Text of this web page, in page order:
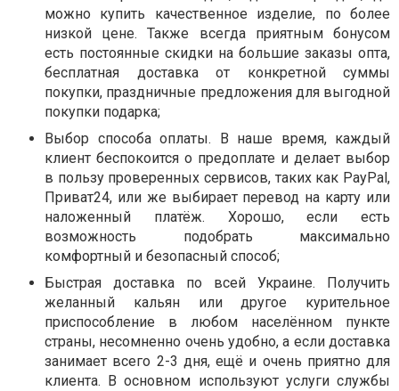
можно купить качественное изделие, по более
низкой цене. Также всегда приятным бонусом
есть постоянные скидки на большие заказы опта,
бесплатная доставка от конкретной суммы
покупки, праздничные предложения для выгодной
покупки подарка;
Выбор способа оплаты. В наше время, каждый
клиент беспокоится о предоплате и делает выбор
в пользу проверенных сервисов, таких как PayPal,
Приват24, или же выбирает перевод на карту или
наложенный платёж. Хорошо, если есть
возможность подобрать максимально
комфортный и безопасный способ;
Быстрая доставка по всей Украине. Получить
желанный кальян или другое курительное
приспособление в любом населённом пункте
страны, несомненно очень удобно, а если доставка
занимает всего 2-3 дня, ещё и очень приятно для
клиента. В основном используют услуги службы